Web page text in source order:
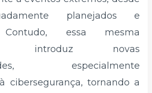
planejados e
Contudo, essa mesma
introduz novas
especialmente
cibersegurança, tornando a